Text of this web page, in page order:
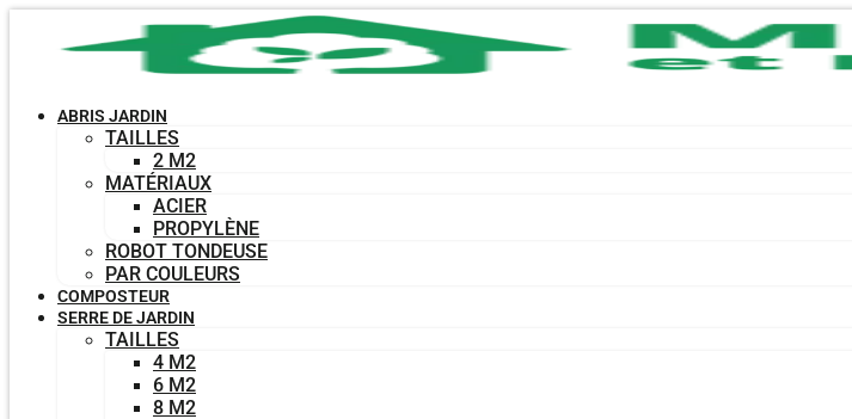
ABRIS JARDIN
TAILLES
2 M2
MATÉRIAUX
ACIER
PROPYLÈNE
ROBOT TONDEUSE
PAR COULEURS
COMPOSTEUR
SERRE DE JARDIN
TAILLES
4 M2
6 M2
8 M2